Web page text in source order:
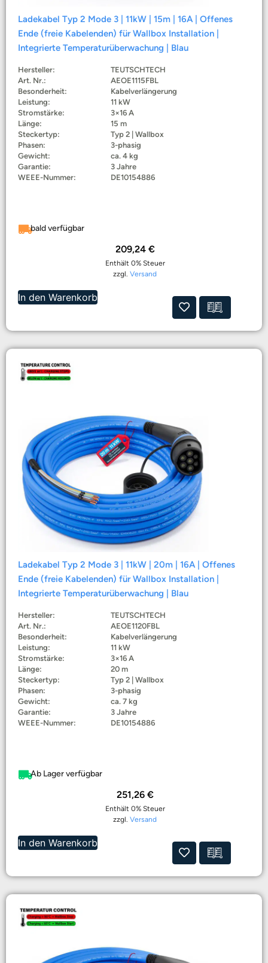
Ladekabel Typ 2 Mode 3 | 11kW | 15m | 16A | Offenes
Ende (freie Kabelenden) für Wallbox Installation |
Integrierte Temperaturüberwachung | Blau
Hersteller:
TEUTSCHTECH
Art. Nr.:
AEOE1115FBL
Besonderheit:
Leistung:
Kabelverlängerung
11 kW
Stromstärke:
Länge:
3×16 A
15 m
Steckertyp:
Phasen:
Typ 2 | Wallbox
3-phasig
Gewicht:
Garantie:
ca. 4 kg
3 Jahre
WEEE-Nummer:
DE10154886
bald verfügbar
209,24 €
Enthält 0% Steuer
zzgl. Versand
In den Warenkorb
Ladekabel Typ 2 Mode 3 | 11kW | 20m | 16A | Offenes
Ende (freie Kabelenden) für Wallbox Installation |
Integrierte Temperaturüberwachung | Blau
Hersteller:
TEUTSCHTECH
Art. Nr.:
AEOE1120FBL
Besonderheit:
Leistung:
Kabelverlängerung
11 kW
Stromstärke:
Länge:
3×16 A
20 m
Steckertyp:
Phasen:
Typ 2 | Wallbox
3-phasig
Gewicht:
Garantie:
ca. 7 kg
3 Jahre
WEEE-Nummer:
DE10154886
Ab Lager verfügbar
251,26 €
Enthält 0% Steuer
zzgl. Versand
In den Warenkorb